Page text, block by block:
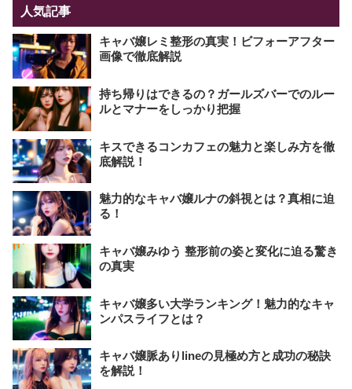
人気記事
キャバ嬢レミ整形の真実！ビフォーアフター
画像で徹底解説
持ち帰りはできるの？ガールズバーでのルー
ルとマナーをしっかり把握
キスできるコンカフェの魅力と楽しみ方を徹
底解説！
魅力的なキャバ嬢ルナの斜視とは？真相に迫
る！
キャバ嬢みゆう 整形前の姿と変化に迫る驚き
の真実
キャバ嬢多い大学ランキング！魅力的なキャ
ンパスライフとは？
キャバ嬢脈ありlineの見極め方と成功の秘訣
を解説！